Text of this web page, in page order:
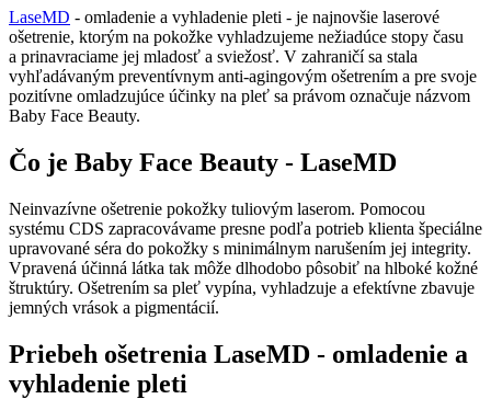
LaseMD - omladenie a vyhladenie pleti - je najnovšie laserové
ošetrenie, ktorým na pokožke vyhladzujeme nežiadúce stopy času
a prinavraciame jej mladosť a sviežosť. V zahraničí sa stala
vyhľadávaným preventívnym anti-agingovým ošetrením a pre svoje
pozitívne omladzujúce účinky na pleť sa právom označuje názvom
Baby Face Beauty.
Čo je Baby Face Beauty - LaseMD
Neinvazívne ošetrenie pokožky tuliovým laserom. Pomocou
systému CDS zapracovávame presne podľa potrieb klienta špeciálne
upravované séra do pokožky s minimálnym narušením jej integrity.
Vpravená účinná látka tak môže dlhodobo pôsobiť na hlboké kožné
štruktúry. Ošetrením sa pleť vypína, vyhladzuje a efektívne zbavuje
jemných vrások a pigmentácií.
Priebeh ošetrenia LaseMD - omladenie a
vyhladenie pleti